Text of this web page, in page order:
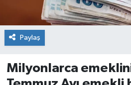
Paylaş
Milyonlarca
Gömeç
Gönen